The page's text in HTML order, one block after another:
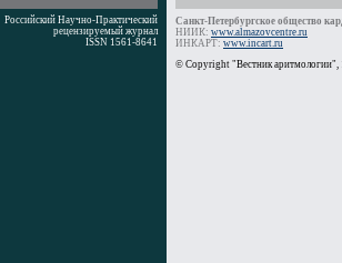
Российский Научно-Практический
рецензируемый журнал
ISSN 1561-8641
Санкт-Петербургское общество
НИИК: www.almazovcentre.ru
ИНКАРТ: www.incart.ru
© Copyright "Вестник аритмологии",